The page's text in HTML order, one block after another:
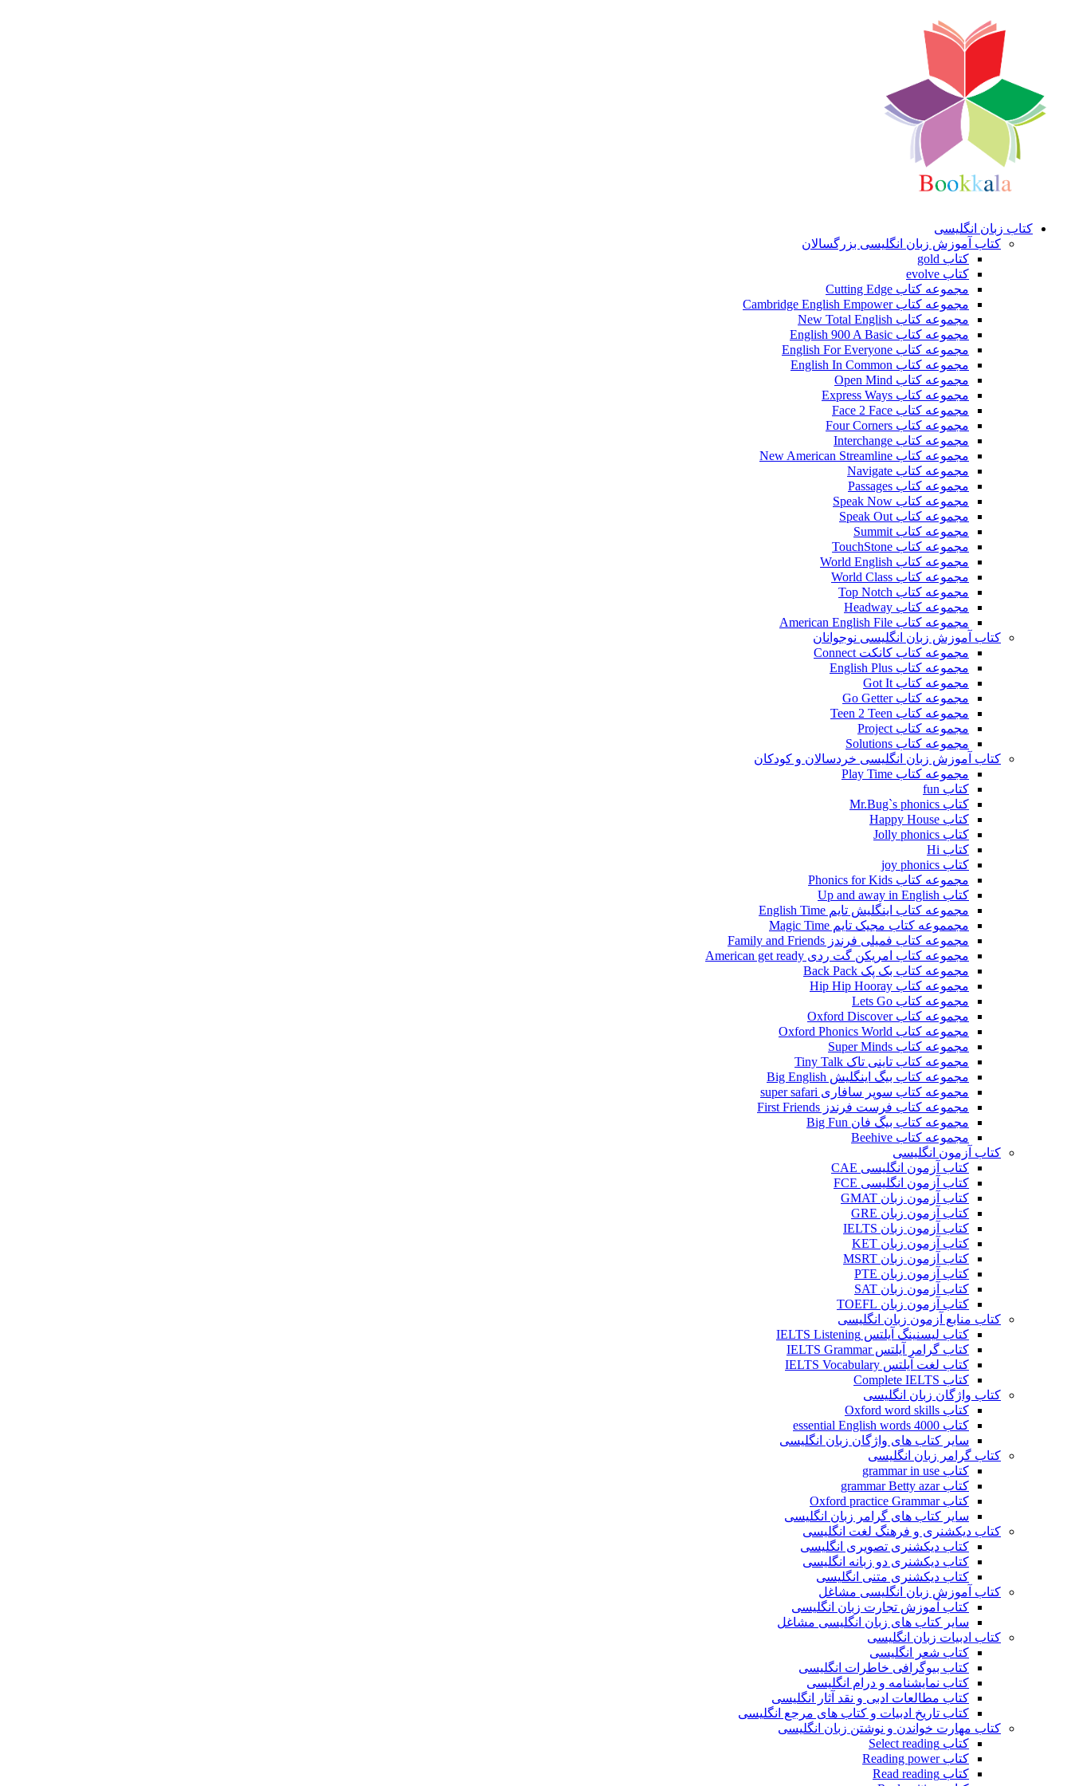
کتاب زبان انگلیسی
کتاب آموزش زبان انگلیسی بزرگسالان
کتاب gold
کتاب evolve
مجموعه کتاب Cutting Edge
مجموعه کتاب Cambridge English Empower
مجموعه کتاب New Total English
مجموعه کتاب English 900 A Basic
مجموعه کتاب English For Everyone
مجموعه کتاب English In Common
مجموعه کتاب Open Mind
مجموعه کتاب Express Ways
مجموعه کتاب Face 2 Face
مجموعه کتاب Four Corners
مجموعه کتاب Interchange
مجموعه کتاب New American Streamline
مجموعه کتاب Navigate
مجموعه کتاب Passages
مجموعه کتاب Speak Now
مجموعه کتاب Speak Out
مجموعه کتاب Summit
مجموعه کتاب TouchStone
مجموعه کتاب World English
مجموعه کتاب World Class
مجموعه کتاب Top Notch
مجموعه کتاب Headway
مجموعه کتاب American English File
کتاب آموزش زبان انگلیسی نوجوانان
مجموعه کتاب کانکت Connect
مجموعه کتاب English Plus
مجموعه کتاب Got It
مجموعه کتاب Go Getter
مجموعه کتاب Teen 2 Teen
مجموعه کتاب Project
مجموعه کتاب Solutions
کتاب آموزش زبان انگلیسی خردسالان و کودکان
مجموعه کتاب Play Time
کتاب fun
کتاب Mr.Bug`s phonics
کتاب Happy House
کتاب Jolly phonics
کتاب Hi
کتاب joy phonics
مجموعه کتاب Phonics for Kids
کتاب Up and away in English
مجموعه کتاب اینگلیش تایم English Time
مجمموعه کتاب مجیک تایم Magic Time
مجموعه کتاب فمیلی فرندز Family and Friends
مجموعه کتاب امریکن گت ردی American get ready
مجموعه کتاب بک پک Back Pack
مجموعه کتاب Hip Hip Hooray
مجموعه کتاب Lets Go
مجموعه کتاب Oxford Discover
مجموعه کتاب Oxford Phonics World
مجموعه کتاب Super Minds
مجموعه کتاب تاینی تاک Tiny Talk
مجموعه کتاب بیگ اینگلیش Big English
مجموعه کتاب سوپر سافاری super safari
مجموعه کتاب فرست فرندز First Friends
مجموعه کتاب بیگ فان Big Fun
مجموعه کتاب Beehive
کتاب آزمون انگلیسی
کتاب آزمون انگلیسی CAE
کتاب آزمون انگلیسی FCE
کتاب آزمون زبان GMAT
کتاب آزمون زبان GRE
کتاب آزمون زبان IELTS
کتاب آزمون زبان KET
کتاب آزمون زبان MSRT
کتاب آزمون زبان PTE
کتاب آزمون زبان SAT
کتاب آزمون زبان TOEFL
کتاب منابع آزمون زبان انگلیسی
کتاب لیسنینگ آیلتس IELTS Listening
کتاب گرامر آیلتس IELTS Grammar
کتاب لغت آیلتس IELTS Vocabulary
کتاب Complete IELTS
کتاب واژگان زبان انگلیسی
کتاب Oxford word skills
کتاب essential English words 4000
سایر کتاب های واژگان زبان انگلیسی
کتاب گرامر زبان انگلیسی
کتاب grammar in use
کتاب grammar Betty azar
کتاب Oxford practice Grammar
سایر کتاب های گرامر زبان انگلیسی
کتاب دیکشنری و فرهنگ لغت انگلیسی
کتاب دیکشنری تصویری انگلیسی
کتاب دیکشنری دو زبانه انگلیسی
کتاب دیکشنری متنی انگلیسی
کتاب آموزش زبان انگلیسی مشاغل
کتاب آموزش تجارت زبان انگلیسی
سایر کتاب های زبان انگلیسی مشاغل
کتاب ادبیات زبان انگلیسی
کتاب شعر انگلیسی
کتاب بیوگرافی خاطرات انگلیسی
کتاب نمایشنامه و درام انگلیسی
کتاب مطالعات ادبی و نقد آثار انگلیسی
کتاب تاریخ ادبیات و کتاب های مرجع انگلیسی
کتاب مهارت خواندن و نوشتن زبان انگلیسی
کتاب Select reading
کتاب Reading power
کتاب Read reading